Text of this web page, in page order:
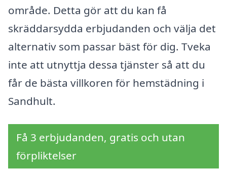
område. Detta gör att du kan få
skräddarsydda erbjudanden och välja det
alternativ som passar bäst för dig. Tveka
inte att utnyttja dessa tjänster så att du
får de bästa villkoren för hemstädning i
Sandhult.
Få 3 erbjudanden, gratis och utan
förpliktelser